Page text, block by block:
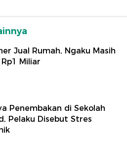
Jual Rumah, Ngaku Masih
Miliar
Penembakan di Sekolah
Pelaku Disebut Stres